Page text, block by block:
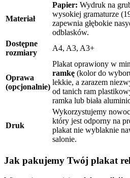
Materiał
Papier: Wydruk na
wysokiej gramaturze
zapewnia głębokie
odblasków.
Dostępne
rozmiary
A4, A3, A3+
Oprawa
(opcjonalnie)
Plakat oprawiony w
ramkę (kolor do
lekkie, a zarazem
od tanich ram
ramka lub biała
Druk
Wykorzystujemy
który jest odporny na
plakat nie wyblaknie
salonie.
Jak pakujemy Twój plakat